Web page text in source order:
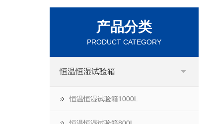
产品分类
PRODUCT CATEGORY
恒温恒湿试验箱
恒温恒湿试验箱1000L